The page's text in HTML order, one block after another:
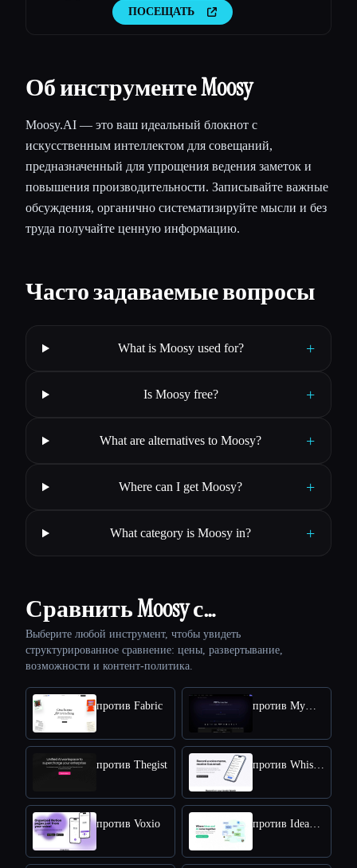
в виде ментальной карты, PPT или
контура с помощью искусственного
ПОСЕЩАТЬ
Об инструменте Moosy
Moosy.AI — это ваш идеальный блокнот с
искусственным интеллектом для совещаний,
предназначенный для упрощения ведения заметок и
повышения производительности. Записывайте важные
обсуждения, органично систематизируйте мысли и без
труда получайте ценную информацию.
Часто задаваемые вопросы
What is Moosy used for? +
Is Moosy free? +
What are alternatives to Moosy? +
Where can I get Moosy? +
What category is Moosy in? +
Сравнить Moosy с…
Выберите любой инструмент, чтобы увидеть
структурированное сравнение: цены, развертывание,
возможности и контент-политика.
против Fabric против MyMap AI
против Thegist против Whisper Memos
против Voxio против Ideamap